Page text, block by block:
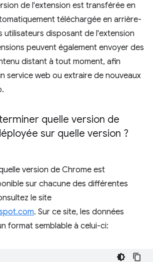
de l'extension est transférée en
téléchargée en arrière-
utilisateurs disposant de l'extension
peuvent également envoyer des
distant à tout moment, afin
service web ou extraire de nouveaux
quelle version de
sur quelle version ?
version de Chrome est
sur chacune des différentes
le site
. Sur ce site, les données
format semblable à celui-ci: